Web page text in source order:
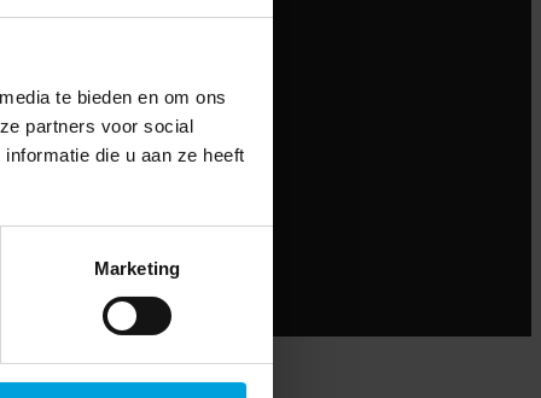
te bieden en om ons
partners voor social
die u aan ze heeft
Marketing